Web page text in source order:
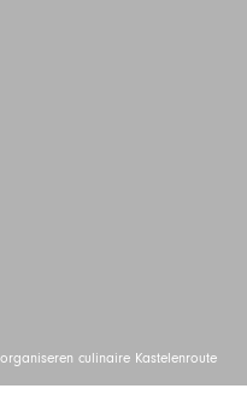
culinaire Kastelenroute